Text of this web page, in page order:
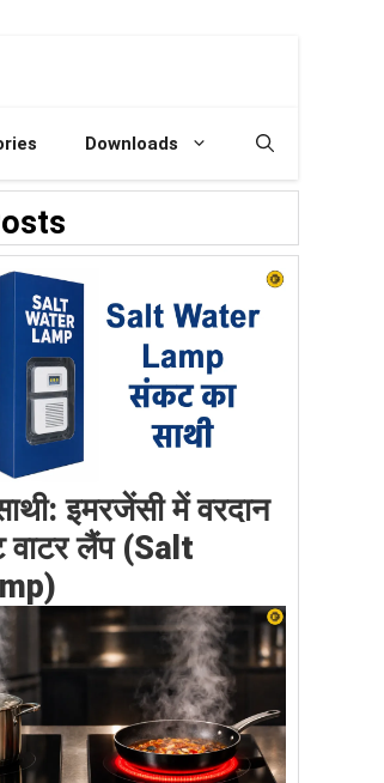
Downloads
इमरजेंसी में वरदान
वाटर लैंप (Salt